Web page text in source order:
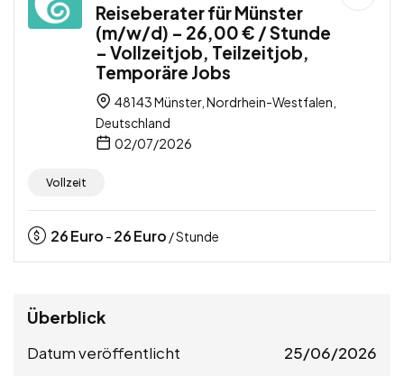
Reiseberater für Münster
(m/w/d) – 26,00 € / Stunde
– Vollzeitjob, Teilzeitjob,
Temporäre Jobs
48143 Münster, Nordrhein-Westfalen,
Deutschland
02/07/2026
Vollzeit
26Euro - 26Euro / Stunde
Überblick
Datum veröffentlicht 25/06/2026